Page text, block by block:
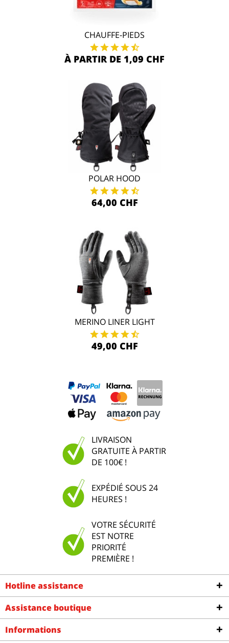
CHAUFFE-PIEDS
À PARTIR DE 1,09 CHF
POLAR HOOD
64,00 CHF
MERINO LINER LIGHT
49,00 CHF
LIVRAISON
GRATUITE À PARTIR
DE 100€ !
EXPÉDIÉ SOUS 24
HEURES !
VOTRE SÉCURITÉ
EST NOTRE
PRIORITÉ
PREMIÈRE !
Hotline assistance
Assistance boutique
Informations